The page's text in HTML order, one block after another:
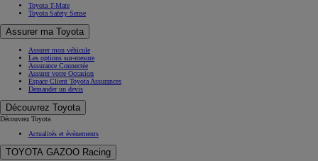
Toyota T-Mate
Toyota Safety Sense
Assurer ma Toyota
Assurer mon véhicule
Les options sur-mesure
Assurance Connectée
Assurer votre Occasion
Espace Client Toyota Assurances
Demander un devis
Découvrez Toyota
Découvrez Toyota
Actualités et évènements
TOYOTA GAZOO Racing